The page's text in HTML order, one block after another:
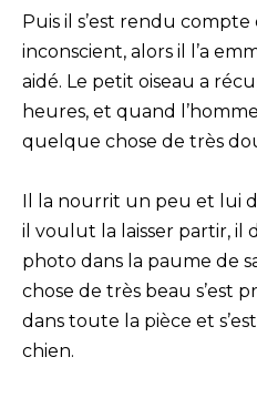
Puis il s’est rendu compte
inconscient, alors il l’a
aidé. Le petit oiseau a
heures, et quand
quelque chose de très
Il la nourrit un peu et lui
il voulut la laisser partir, il
photo dans la paume de
chose de très beau s’est
dans toute la pièce et
chien.